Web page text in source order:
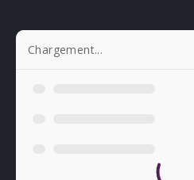
Chargement...